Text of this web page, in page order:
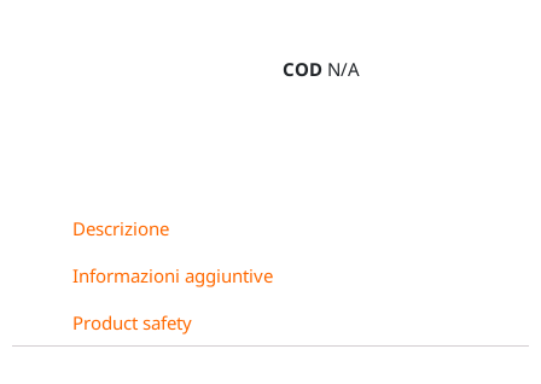
COD N/A
Descrizione
Informazioni aggiuntive
Product safety